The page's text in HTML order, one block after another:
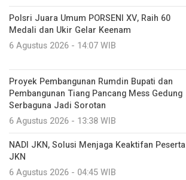
Polsri Juara Umum PORSENI XV, Raih 60
Medali dan Ukir Gelar Keenam
6 Agustus 2026 - 14:07 WIB
Proyek Pembangunan Rumdin Bupati dan
Pembangunan Tiang Pancang Mess Gedung
Serbaguna Jadi Sorotan
6 Agustus 2026 - 13:38 WIB
NADI JKN, Solusi Menjaga Keaktifan Peserta
JKN
6 Agustus 2026 - 04:45 WIB